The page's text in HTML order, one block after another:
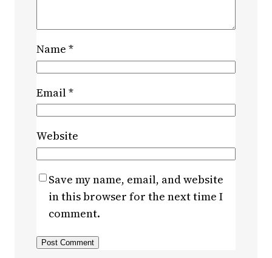
Name *
Email*
Website
Save my name, email, and website
in this browser for the next time I
comment.